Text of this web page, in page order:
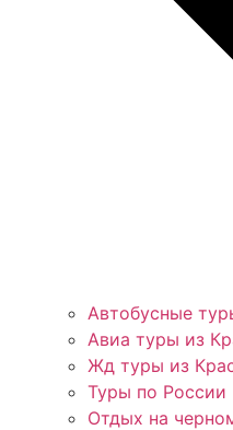
Автобусные
Авиа туры из
Жд туры из
Туры по России
Отдых на